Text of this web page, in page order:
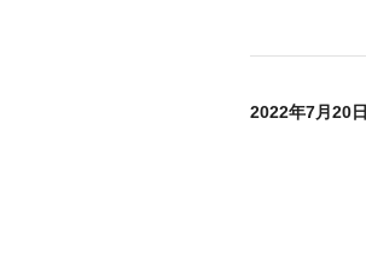
2022年7月20日